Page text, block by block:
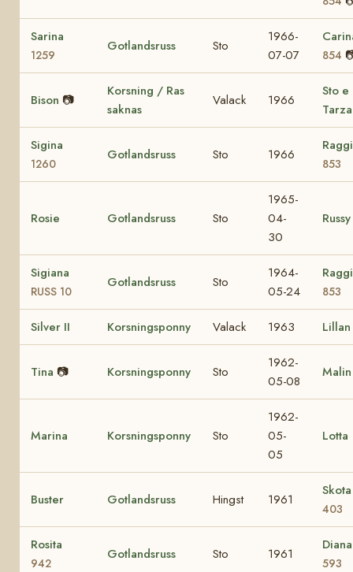
Sarina
1259
Gotlandsruss Sto
1966-
07-07
854
Bison 📷
Korsning / Ras
saknas
Valack 1966
Sto e
Sigina
1260
Gotlandsruss Sto 1966
853
Rosie Gotlandsruss Sto
1965-
04-
30
Russy
Sigiana
RUSS 10
Gotlandsruss Sto
1964-
05-24
853
Silver II Korsningsponny Valack 1963 Lillan
Tina 📷 Korsningsponny Sto
1962-
05-08
Malin
Marina Korsningsponny Sto
1962-
05-
05
Lotta
Buster Gotlandsruss Hingst 1961
Skota
403
Rosita
942
Gotlandsruss Sto 1961
Diana
593